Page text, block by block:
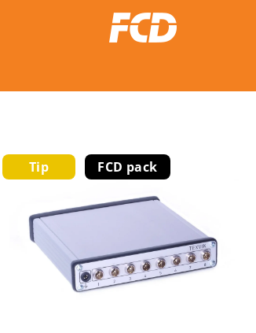
Tip FCD pack